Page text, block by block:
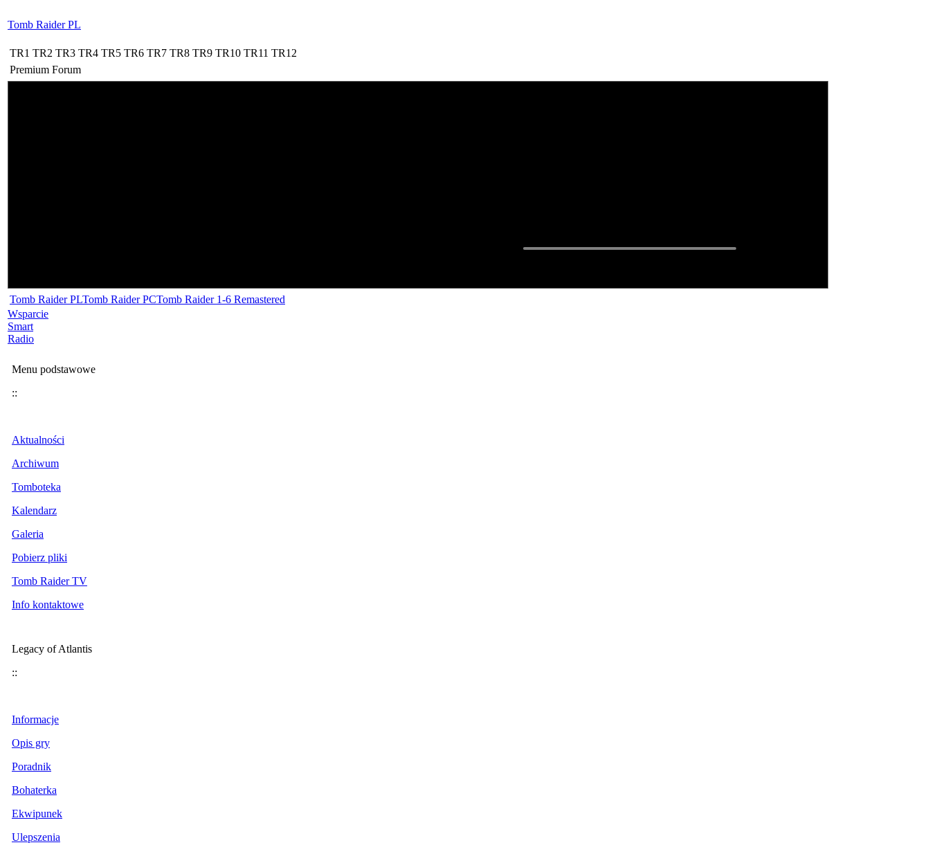
Tomb Raider PL
TR1 TR2 TR3 TR4 TR5 TR6 TR7 TR8 TR9 TR10 TR11 TR12
Premium Forum
Tomb Raider PLTomb Raider PCTomb Raider 1-6 Remastered
Wsparcie
Smart
Radio
Menu podstawowe
::
Aktualności
Archiwum
Tomboteka
Kalendarz
Galeria
Pobierz pliki
Tomb Raider TV
Info kontaktowe
Legacy of Atlantis
::
Informacje
Opis gry
Poradnik
Bohaterka
Ekwipunek
Ulepszenia